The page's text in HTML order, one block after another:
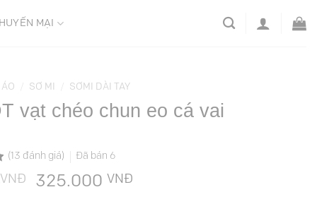
MẠI
ÁO SƠ MI SƠMI DÀI TAY
vạt chéo chun eo cá vai
(13 đánh giá) Đã bán 6
VNĐ
Giá
325.000 VNĐ